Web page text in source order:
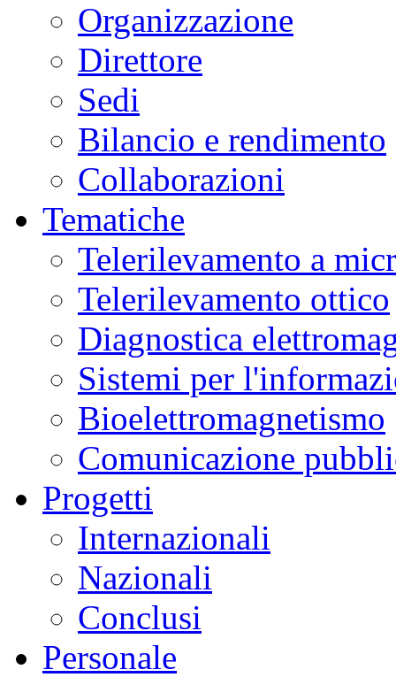
Organizzazione
Direttore
Sedi
Bilancio e rendimento
Collaborazioni
Tematiche
Telerilevamento a
Telerilevamento ottico
Diagnostica
Sistemi per
Bioelettromagnetismo
Comunicazione
Progetti
Internazionali
Nazionali
Conclusi
Personale